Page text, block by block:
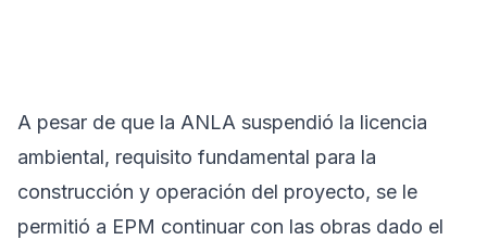
A pesar de que la ANLA suspendió la licencia
ambiental, requisito fundamental para la
construcción y operación del proyecto, se le
permitió a EPM continuar con las obras dado el